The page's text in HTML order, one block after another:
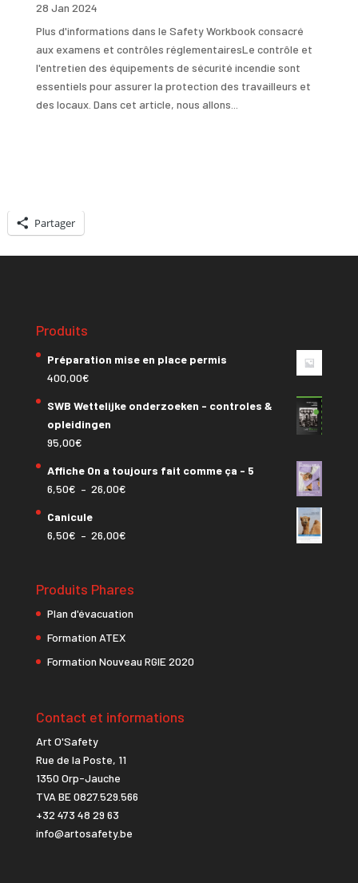
28 Jan 2024
Plus d'informations dans le Safety Workbook consacré
aux examens et contrôles réglementairesLe contrôle et
l'entretien des équipements de sécurité incendie sont
essentiels pour assurer la protection des travailleurs et
des locaux. Dans cet article, nous allons...
Partager
Produits
Préparation mise en place permis
400,00€
SWB Wettelijke onderzoeken - controles &
opleidingen
95,00€
Affiche On a toujours fait comme ça - 5
6,50€ – 26,00€Plage
6,50€
Canicule
6,50€ – 26,00€Plage
6,50€
Produits Phares
Plan d'évacuation
Formation ATEX
Formation Nouveau RGIE 2020
Contact et informations
Art O'Safety
Rue de la Poste, 11
1350 Orp-Jauche
TVA BE 0827.529.566
+32 473 48 29 63
info@artosafety.be